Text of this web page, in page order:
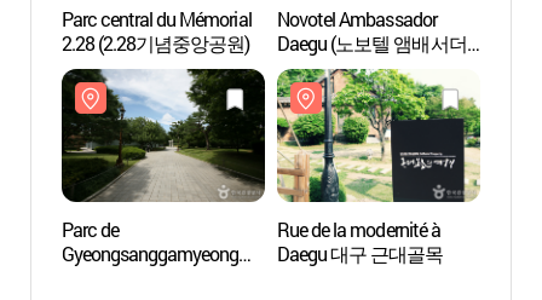
Parc central du Mémorial
2.28 (2.28기념중앙공원)
Novotel Ambassador
Daegu (노보텔 앰배서더
대구)
Parc de
Gyeongsanggamyeong
Rue de la modernité à
Daegu 대구 근대골목